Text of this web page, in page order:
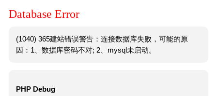
Database Error
(1040) 365建站错误警告：连接数据库失败，可能的原
因：1、数据库密码不对; 2、mysql未启动。
PHP Debug